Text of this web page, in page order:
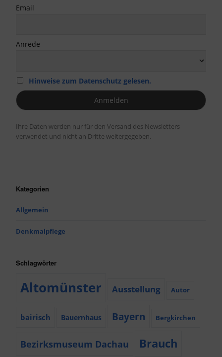
Email
Anrede
Hinweise zum Datenschutz gelesen.
Ihre Daten werden nur für den Versand des Newsletters
verwendet und nicht an Dritte weitergegeben.
Kategorien
Allgemein
Denkmalpflege
Schlagwörter
Altomünster Ausstellung Autor
bairisch Bauernhaus Bayern Bergkirchen
Bezirksmuseum Dachau Brauch